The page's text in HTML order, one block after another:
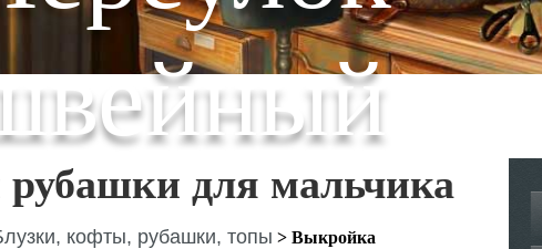
для мальчика
кофты, рубашки, топы > Выкройка